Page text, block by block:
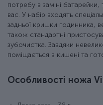
потребу в заміні батарейки,
вас. У набір входять
задньої кришки годинника,
також стандартні
зубочистка. Завдяки
поміщається в кишені та
Особливості ножа